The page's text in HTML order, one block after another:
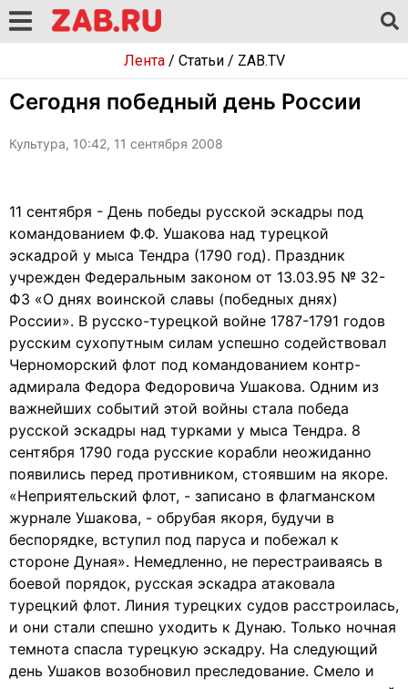
Лента/ Статьи/ ZAB.TV
Сегодня победный день России
Культура, 10:42, 11 сентября 2008
11 сентября - День победы русской эскадры под
командованием Ф.Ф. Ушакова над турецкой
эскадрой у мыса Тендра (1790 год). Праздник
учрежден Федеральным законом от 13.03.95 № 32-
ФЗ «О днях воинской славы (победных днях)
России». В русско-турецкой войне 1787-1791 годов
русским сухопутным силам успешно содействовал
Черноморский флот под командованием контр-
адмирала Федора Федоровича Ушакова. Одним из
важнейших событий этой войны стала победа
русской эскадры над турками у мыса Тендра. 8
сентября 1790 года русские корабли неожиданно
появились перед противником, стоявшим на якоре.
«Неприятельский флот, - записано в флагманском
журнале Ушакова, - обрубая якоря, будучи в
беспорядке, вступил под паруса и побежал к
стороне Дуная». Немедленно, не перестраиваясь в
боевой порядок, русская эскадра атаковала
турецкий флот. Линия турецких судов расстроилась,
и они стали спешно уходить к Дунаю. Только ночная
темнота спасла турецкую эскадру. На следующий
день Ушаков возобновил преследование. Смело и